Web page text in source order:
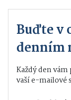
Buďte v
denním
Každý den
vaší e-mailové